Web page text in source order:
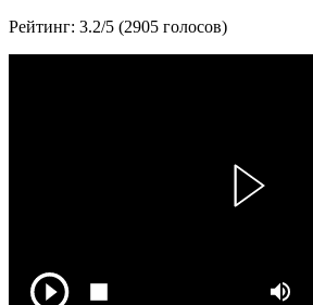
Рейтинг: 3.2/5 (2905 голосов)